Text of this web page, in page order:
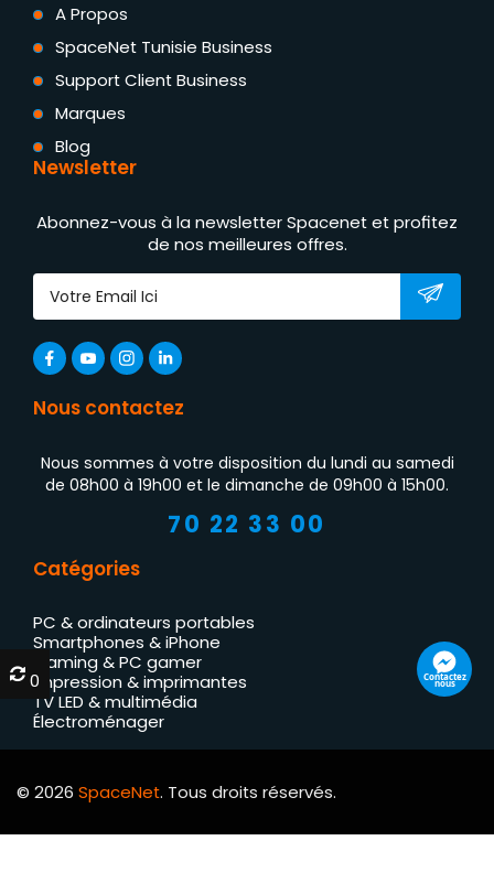
A Propos
SpaceNet Tunisie Business
Support Client Business
Marques
Blog
Newsletter
Abonnez-vous à la newsletter Spacenet et profitez
de nos meilleures offres.
Nous contactez
Nous sommes à votre disposition du lundi au samedi
de 08h00 à 19h00 et le dimanche de 09h00 à 15h00.
70 22 33 00
Catégories
PC & ordinateurs portables
Smartphones & iPhone
Gaming & PC gamer
Impression & imprimantes
TV LED & multimédia
Électroménager
© 2026 SpaceNet. Tous droits réservés.
Contactez
nous
0
0